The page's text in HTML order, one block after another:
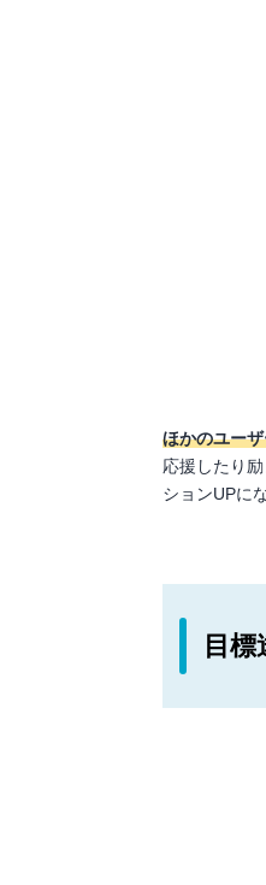
ほかのユー
応援したり
ションUPに
目